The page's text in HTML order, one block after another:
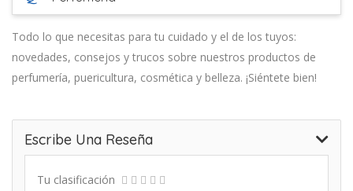
Todo lo que necesitas para tu cuidado y el de los tuyos:
novedades, consejos y trucos sobre nuestros productos de
perfumería, puericultura, cosmética y belleza. ¡Siéntete bien!
Escribe Una Reseña
Tu clasificación